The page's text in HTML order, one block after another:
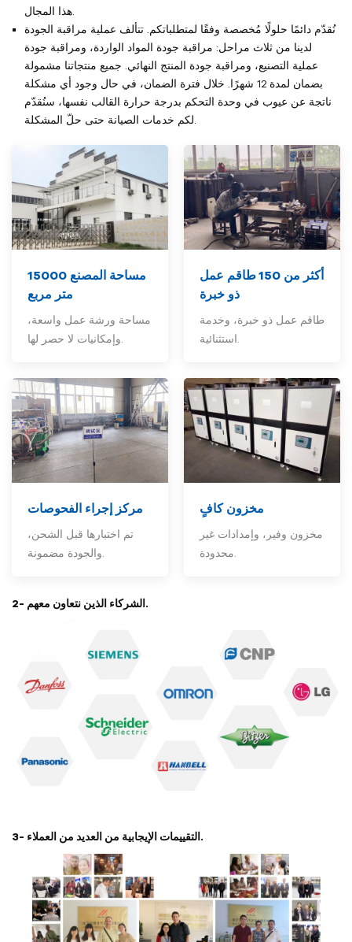
نُقدّم دائمًا حلولًا مُخصصة وفقًا لمتطلباتكم. تتألف عملية مراقبة الجودة
لدينا من ثلاث مراحل: مراقبة جودة المواد الواردة، ومراقبة جودة
عملية التصنيع، ومراقبة جودة المنتج النهائي. جميع منتجاتنا مشمولة
بضمان لمدة 12 شهرًا. خلال فترة الضمان، في حال وجود أي مشكلة
ناتجة عن عيوب في وحدة التحكم بدرجة حرارة القالب نفسها، سنُقدّم
مساحة المصنع 15000
متر مربع
مساحة ورشة عمل واسعة،
أكثر من 150
طاقم عمل
ذو خبرة
طاقم عمل ذو خبرة، وخدمة
مركز إجراء الفحوصات
تم اختبارها قبل الشحن،
مخزون كافٍ
مخزون وفير، وإمدادات غير
2- الشركاء الذين نتعاون معهم.
3- التقييمات الإيجابية من العديد من العملاء.